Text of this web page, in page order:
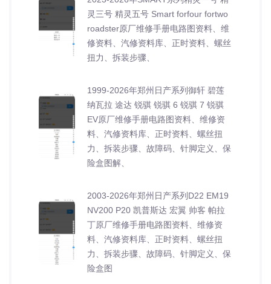
灵三号 精灵五号 Smart forfour fortwo
roadster原厂维修手册电路图资料、维
修资料、汽修资料库、正时资料、螺丝
扭力、拆装步骤、
1999-2026年郑州日产系列御轩 碧莲
纳瓦拉 途达 锐骐 锐骐 6 锐骐 7 锐骐
EV原厂维修手册电路图资料、维修资
料、汽修资料库、正时资料、螺丝扭
力、拆装步骤、故障码、针脚定义、保
险盒图解、
2003-2026年郑州日产系列D22 EM19
NV200 P20 凯普斯达 宏翼 帅客 帕拉
丁原厂维修手册电路图资料、维修资
料、汽修资料库、正时资料、螺丝扭
力、拆装步骤、故障码、针脚定义、保
险盒图